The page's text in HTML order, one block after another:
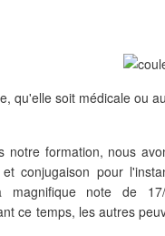
qu'elle soit médicale ou
notre formation, nous
conjugaison pour
magnifique note de
ce temps, les autres